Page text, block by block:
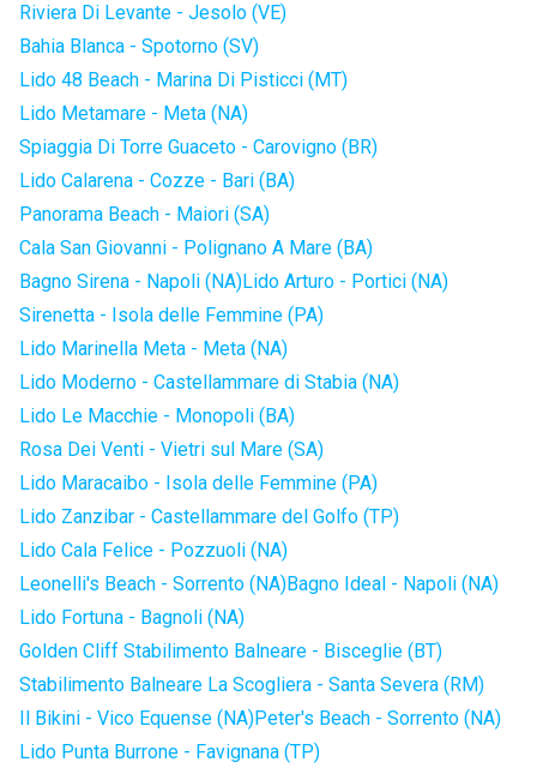
Riviera Di Levante - Jesolo (VE)
Bahia Blanca - Spotorno (SV)
Lido 48 Beach - Marina Di Pisticci (MT)
Lido Metamare - Meta (NA)
Spiaggia Di Torre Guaceto - Carovigno (BR)
Lido Calarena - Cozze - Bari (BA)
Panorama Beach - Maiori (SA)
Cala San Giovanni - Polignano A Mare (BA)
Bagno Sirena - Napoli (NA)Lido Arturo - Portici (NA)
Sirenetta - Isola delle Femmine (PA)
Lido Marinella Meta - Meta (NA)
Lido Moderno - Castellammare di Stabia (NA)
Lido Le Macchie - Monopoli (BA)
Rosa Dei Venti - Vietri sul Mare (SA)
Lido Maracaibo - Isola delle Femmine (PA)
Lido Zanzibar - Castellammare del Golfo (TP)
Lido Cala Felice - Pozzuoli (NA)
Leonelli's Beach - Sorrento (NA)Bagno Ideal - Napoli (NA)
Lido Fortuna - Bagnoli (NA)
Golden Cliff Stabilimento Balneare - Bisceglie (BT)
Stabilimento Balneare La Scogliera - Santa Severa (RM)
Il Bikini - Vico Equense (NA)Peter's Beach - Sorrento (NA)
Lido Punta Burrone - Favignana (TP)